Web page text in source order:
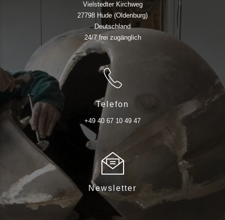
Vielstedter Kirchweg
27798 Hude (Oldenburg)
Deutschland
24/7 frei zugänglich
Telefon
+49 40 67 10 49 47
Newsletter